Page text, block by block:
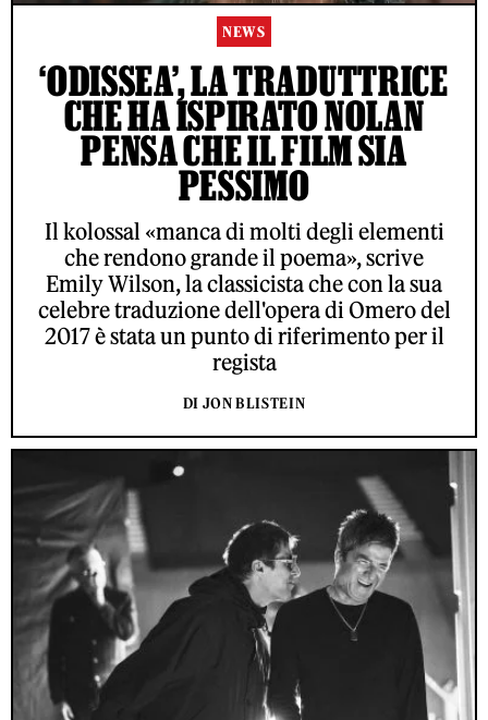
NEWS
‘ODISSEA’, LA TRADUTTRICE
CHE HA ISPIRATO NOLAN
PENSA CHE IL FILM SIA
PESSIMO
Il kolossal «manca di molti degli elementi
che rendono grande il poema», scrive
Emily Wilson, la classicista che con la sua
celebre traduzione dell'opera di Omero del
2017 è stata un punto di riferimento per il
regista
DI JON BLISTEIN